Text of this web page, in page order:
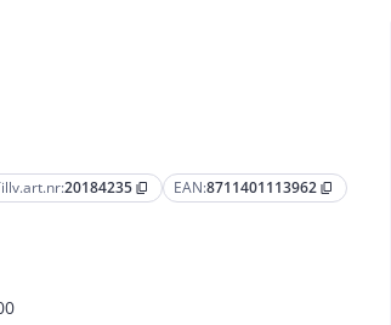
20184235 content_copy EAN:8711401113962 content_copy